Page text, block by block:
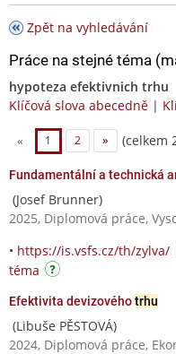
Zpět na vyhledávání
Práce na stejné téma
hypoteza efektivnich trhu
Klíčová slova abecedně |
« 1 2 » (celkem
Fundamentální a technická
(Josef Brunner)
2025, Diplomová práce,
• https://is.vsfs.cz/th/zylva/
téma
Efektivita devizovéhotrhu
(Libuše PĚSTOVÁ)
2024, Diplomová práce,